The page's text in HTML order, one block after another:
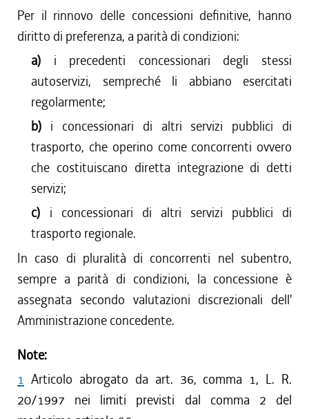
Per il rinnovo delle concessioni definitive, hanno
diritto di preferenza, a parità di condizioni:
a) i precedenti concessionari degli stessi
autoservizi, sempreché li abbiano esercitati
regolarmente;
b) i concessionari di altri servizi pubblici di
trasporto, che operino come concorrenti ovvero
che costituiscano diretta integrazione di detti
servizi;
c) i concessionari di altri servizi pubblici di
trasporto regionale.
In caso di pluralità di concorrenti nel subentro,
sempre a parità di condizioni, la concessione è
assegnata secondo valutazioni discrezionali dell'
Amministrazione concedente.
Note:
1 Articolo abrogato da art. 36, comma 1, L. R.
20/1997 nei limiti previsti dal comma 2 del